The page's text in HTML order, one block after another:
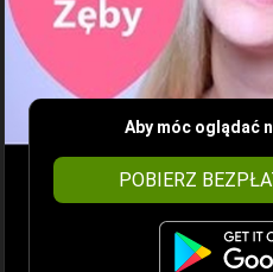
Aby móc oglądać
POBIERZ